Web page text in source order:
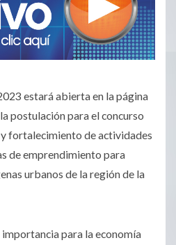
estará abierta en la página
la postulación para el concurso
fortalecimiento de actividades
de emprendimiento para
urbanos de la región de la
para la economía